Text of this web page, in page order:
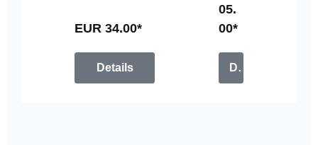
EUR 34.00*
Details
n
g
05.
00*
Details